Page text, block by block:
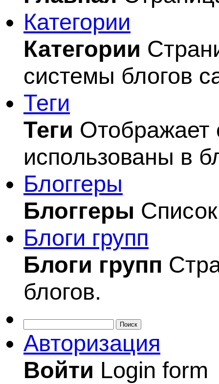
Категории
Категории
системы блогов
Теги
Теги Отображает
использованы в
Блоггеры
Блоггеры
Блоги групп
Блоги групп
блогов.
Поиск
Авторизация
Войти Login form